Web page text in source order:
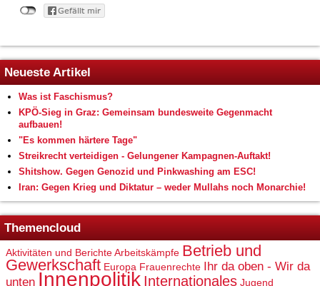
Neueste Artikel
Was ist Faschismus?
KPÖ-Sieg in Graz: Gemeinsam bundesweite Gegenmacht
aufbauen!
"Es kommen härtere Tage"
Streikrecht verteidigen - Gelungener Kampagnen-Auftakt!
Shitshow. Gegen Genozid und Pinkwashing am ESC!
Iran: Gegen Krieg und Diktatur – weder Mullahs noch Monarchie!
Themencloud
Aktivitäten und BerichteArbeitskämpfe Betrieb und
Gewerkschaft Europa Frauenrechte
Ihr da oben - Wir da
unten Innenpolitik Internationales Jugend